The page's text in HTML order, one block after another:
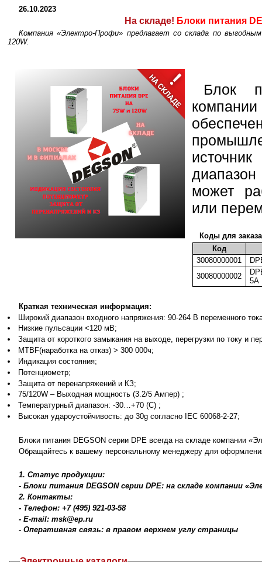
26.10.2023
На складе! Блоки питания
Компания «Электро-Профи» предлагает со склада по
120W.
Блок
может
или
Коды для
Код
30080000001
30080000002
5A
Краткая техническая информация:
Широкий диапазон входного напряжения: 90-264 В переменного
Низкие пульсации <120 мВ;
Защита от короткого замыкания на выходе, перегрузки по току и
MTBF(наработка на отказ) > 300 000ч;
Индикация состояния;
Потенциометр;
Защита от перенапряжений и КЗ;
75/120W – Выходная мощность (3.2/5 Ампер) ;
Температурный диапазон: -30…+70 (C) ;
Высокая удароустойчивость: до 30g согласно IEC 60068-2-27;
Блоки питания DEGSON серии DPE всегда на складе компании
Обращайтесь к вашему персональному менеджеру для
1. Статус продукции:
- Блоки питания DEGSON серии DPE: на складе компании
2. Контакты:
- Телефон: +7 (495) 921-03-58
- E-mail: msk@ep.ru
- Оперативная связь: в правом верхнем углу страницы